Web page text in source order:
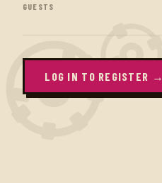
GUESTS
LOG IN TO REGISTER →